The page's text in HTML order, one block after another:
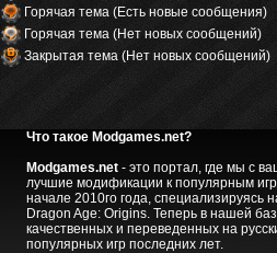
Горячая тема (Есть новые сообщения)
Горячая тема (Нет новых сообщений)
Закрытая тема (Нет новых сообщений)
Что такое Modgames.net?
Modgames.net- это портал, где мы с
лучшие модификации к популярным
начале 2010го года, специализируясь
Dragon Age: Origins. Теперь в нашей
качественных и переведенных на
популярных игр последних лет.